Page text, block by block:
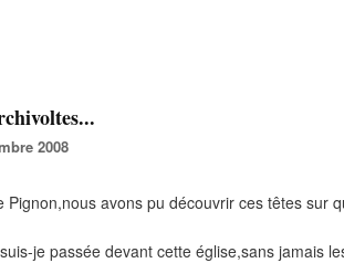
2008
Pignon,nous avons pu découvrir ces têtes sur
je passée devant cette église,sans jamais